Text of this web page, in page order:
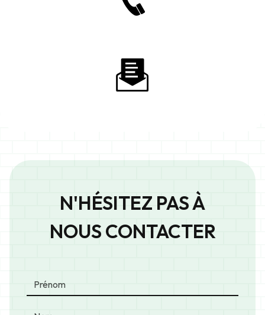
N'HÉSITEZ PAS À
NOUS CONTACTER